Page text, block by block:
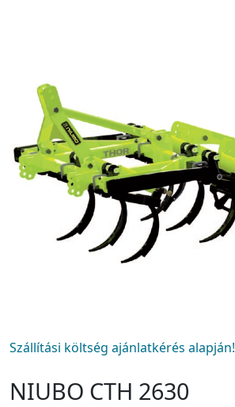
Szállítási költség ajánlatkérés alapján!
NIUBO CTH 2630